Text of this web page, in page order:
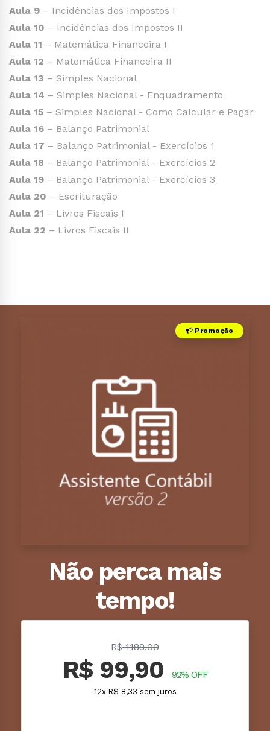
Aula 9 – Incidências dos Impostos I
Aula 10 – Incidências dos Impostos II
Aula 11 – Matemática Financeira I
Aula 12 – Matemática Financeira II
Aula 13 – Simples Nacional
Aula 14 – Simples Nacional - Enquadramento
Aula 15 – Simples Nacional - Como Calcular e Pagar
Aula 16 – Balanço Patrimonial
Aula 17 – Balanço Patrimonial - Exercícios 1
Aula 18 – Balanço Patrimonial - Exercícios 2
Aula 19 – Balanço Patrimonial - Exercícios 3
Aula 20 – Escrituração
Aula 21 – Livros Fiscais I
Aula 22 – Livros Fiscais II
Promoção
Não perca mais
tempo!
R$1188.00
R$ 99,90 92% OFF
12x R$ 8,33 sem juros